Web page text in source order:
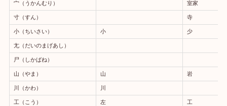
宀（うかんむり） 室家
寸（すん） 寺
小（ちいさい） 小 少
尢（だいのまげあし）
尸（しかばね）
山（やま） 山 岩
川（かわ） 川
工（こう） 左 工